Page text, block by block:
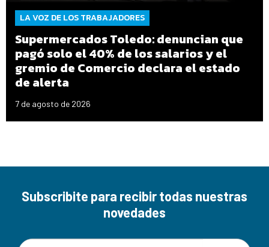
LA VOZ DE LOS TRABAJADORES
Supermercados Toledo: denuncian que
pagó solo el 40% de los salarios y el
gremio de Comercio declara el estado
de alerta
7 de agosto de 2026
Subscribite para recibir todas nuestras
novedades